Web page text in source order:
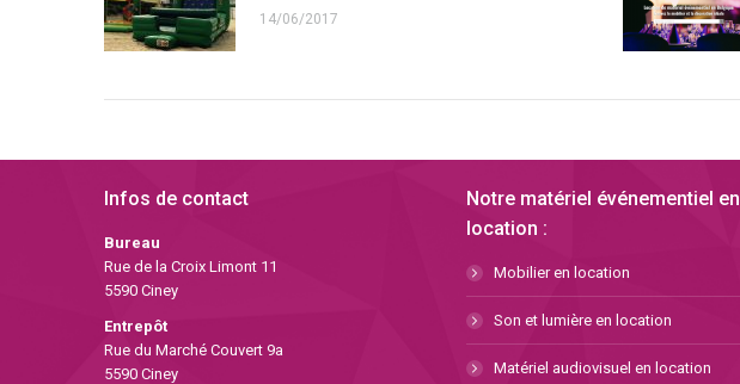
14/06/2017
Infos de contact
Bureau
Rue de la Croix Limont 11
5590 Ciney
Entrepôt
Rue du Marché Couvert 9a
5590 Ciney
Notre matériel événementiel en
location :
Mobilier en location
Son et lumière en location
Matériel audiovisuel en location